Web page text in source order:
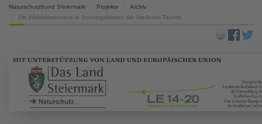
Naturschutzbund Steiermark Projekte
Archiv
Die Waldbirkenmaus in Schutzgebieten der Niederen Tauern